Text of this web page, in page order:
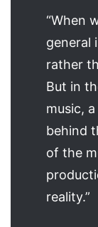
“When
general
rather
But in
music,
behind
of the
reality.”